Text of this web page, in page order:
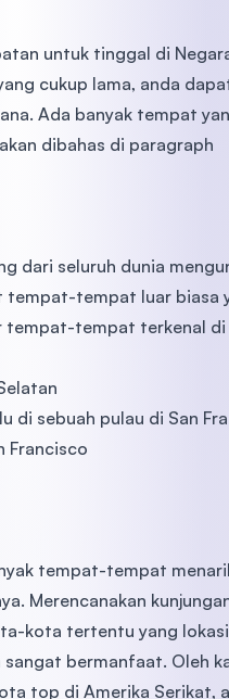
untuk tinggal di
cukup lama, anda
Ada banyak tempat
dibahas di paragraph
dari seluruh dunia
tempat-tempat luar biasa
tempat-tempat terkenal di
di sebuah pulau di San
Francisco
tempat-tempat
Merencanakan
kota tertentu yang lokasi
bermanfaat. Oleh
top di Amerika Serikat,